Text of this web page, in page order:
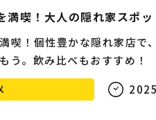
満喫！大人の隠れ家スポ
喫！個性豊かな隠れ家店で
う。飲み比べもおすすめ！